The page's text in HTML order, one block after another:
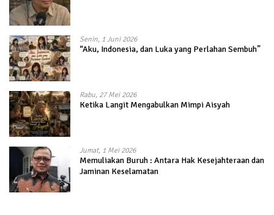
Senin, 1 Juni 2026
“Aku, Indonesia, dan Luka yang Perlahan Sembuh”
Rabu, 27 Mei 2026
Ketika Langit Mengabulkan Mimpi Aisyah
Jumat, 1 Mei 2026
Memuliakan Buruh : Antara Hak Kesejahteraan dan
Jaminan Keselamatan